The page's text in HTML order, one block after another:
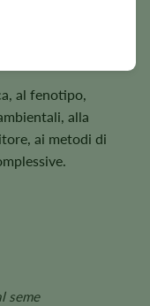
sono in
indoor e
al fenotipo,
alla
ai metodi di
seme